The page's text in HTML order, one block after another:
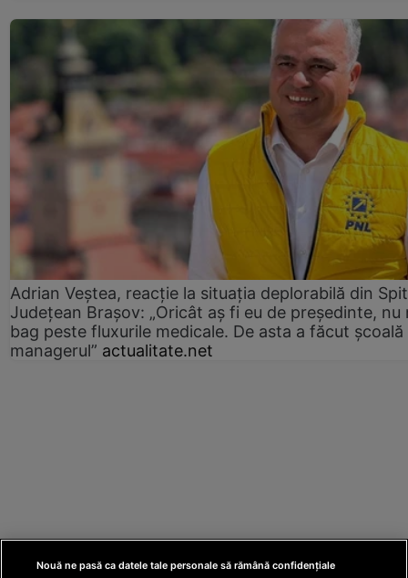
Adrian Veștea, reacție la situația deplorabilă din
Județean Brașov: „Oricât aș fi eu de președinte, nu
bag peste fluxurile medicale. De asta a făcut școală
managerul” actualitate.net
Nouă ne pasă ca datele tale personale să rămână confidențiale